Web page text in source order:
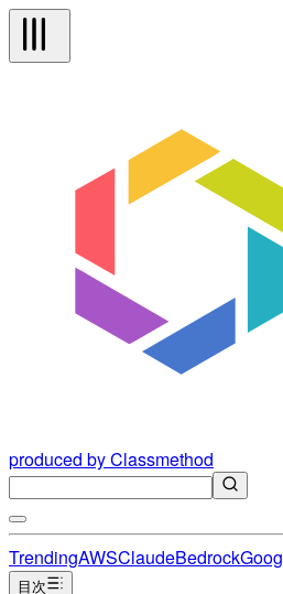
produced by Classmethod
TrendingAWSClaudeBedrock
目次